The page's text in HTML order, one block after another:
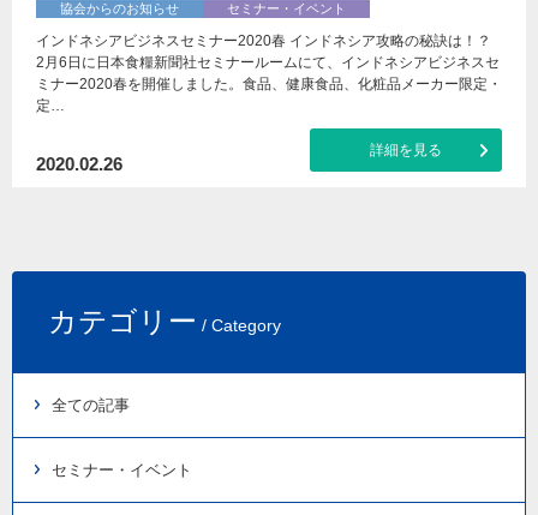
協会からのお知らせ セミナー・イベント
インドネシアビジネスセミナー2020春 インドネシア攻略の秘訣は！？
2月6日に日本食糧新聞社セミナールームにて、インドネシアビジネスセ
ミナー2020春を開催しました。食品、健康食品、化粧品メーカー限定・
定…
2020.02.26
詳細を見る
カテゴリー / Category
全ての記事
セミナー・イベント